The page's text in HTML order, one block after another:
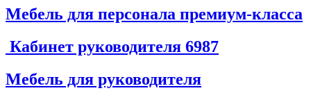
Мебель для персонала премиум-класса
Кабинет руководителя 6987
Мебель для руководителя